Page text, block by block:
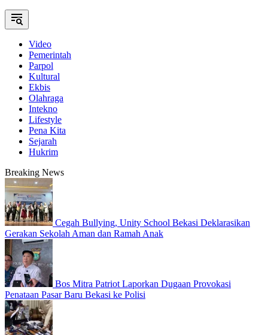
Video
Pemerintah
Parpol
Kultural
Ekbis
Olahraga
Intekno
Lifestyle
Pena Kita
Sejarah
Hukrim
Breaking News
Cegah Bullying, Unity School Bekasi Deklarasikan
Gerakan Sekolah Aman dan Ramah Anak
Bos Mitra Patriot Laporkan Dugaan Provokasi
Penataan Pasar Baru Bekasi ke Polisi